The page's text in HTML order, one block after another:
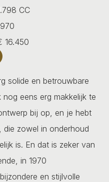
CC
16.450
solide en betrouwbare
eens erg makkelijk te
bij op, en je hebt
die zowel in onderhoud
is. En dat is zeker van
in 1970
en stijlvolle